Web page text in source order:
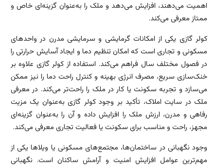
اهمیت می‌دهند، افزایش می‌دهد و ملک را به‌عنوان گزینه‌ای خاص و
ممتاز معرفی می‌کند.
کولر گازی یکی از امکانات گرمایشی و سرمایشی مدرن در واحدهای
مسکونی و تجاری است که امکان تنظیم دما و ایجاد آسایش حرارتی را
در فصول مختلف سال فراهم می‌کند. استفاده از کولر گازی علاوه بر
خنک‌سازی سریع، مصرف انرژی بهینه و کنترل راحت دما را نیز ممکن
می‌سازد و تجربه سکونت یا کار در ملک را راحت‌تر می‌کند. در معرفی
ملک در سایت املاک، تأکید بر وجود کولر گازی به‌عنوان یک مزیت
رفاهی و مدرن، ارزش ملک را افزایش داده و آن را به‌عنوان گزینه‌ای
مجهز، راحت و مناسب برای سکونت یا فعالیت تجاری معرفی می‌کند.
وجود نگهبانی در ساختمان‌ها، مجتمع‌های مسکونی یا ویلاها یکی از
مهم‌ترین عوامل افزایش امنیت و آرامش ساکنان است. نگهبانی